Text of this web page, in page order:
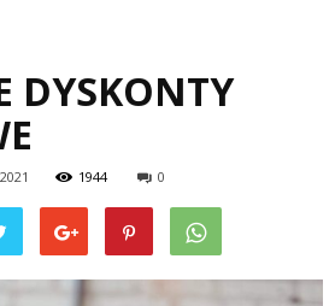
DYSKONTY
1944 0